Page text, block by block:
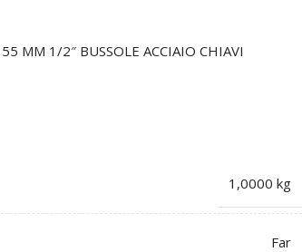
MM 1/2″ BUSSOLE ACCIAIO CHIAVI
1,0000 kg
Far